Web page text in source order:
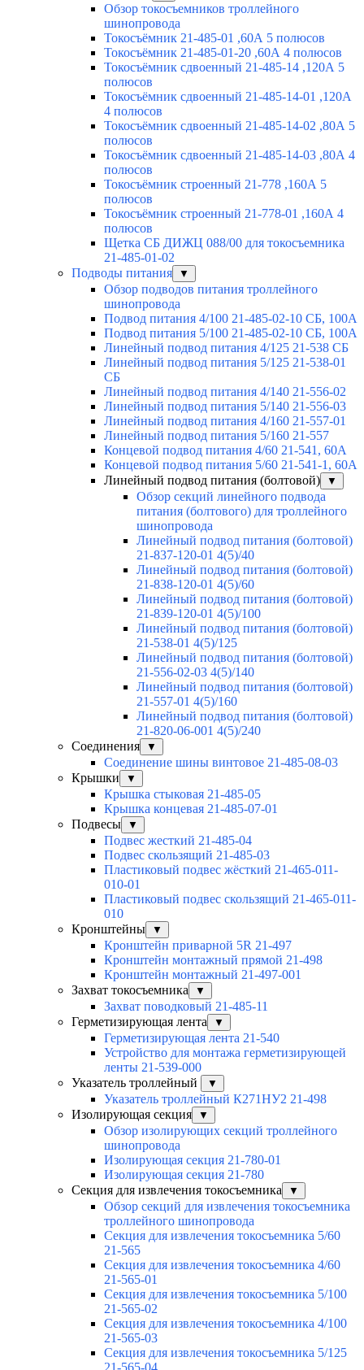
Обзор токосъемников троллейного
шинопровода
Токосъёмник 21-485-01 ,60А 5 полюсов
Токосъёмник 21-485-01-20 ,60А 4 полюсов
Токосъёмник сдвоенный 21-485-14 ,120А 5
полюсов
Токосъёмник сдвоенный 21-485-14-01 ,120А
4 полюсов
Токосъёмник сдвоенный 21-485-14-02 ,80А 5
полюсов
Токосъёмник сдвоенный 21-485-14-03 ,80А 4
полюсов
Токосъёмник строенный 21-778 ,160А 5
полюсов
Токосъёмник строенный 21-778-01 ,160А 4
полюсов
Щетка СБ ДИЖЦ 088/00 для токосъемника
21-485-01-02
Подводы питания
▼
Обзор подводов питания троллейного
шинопровода
Подвод питания 4/100 21-485-02-10 СБ, 100А
Подвод питания 5/100 21-485-02-10 СБ, 100А
Линейный подвод питания 4/125 21-538 СБ
Линейный подвод питания 5/125 21-538-01
СБ
Линейный подвод питания 4/140 21-556-02
Линейный подвод питания 5/140 21-556-03
Линейный подвод питания 4/160 21-557-01
Линейный подвод питания 5/160 21-557
Концевой подвод питания 4/60 21-541, 60А
Концевой подвод питания 5/60 21-541-1, 60А
Линейный подвод питания (болтовой)
▼
Обзор секций линейного подвода
питания (болтового) для троллейного
шинопровода
Линейный подвод питания (болтовой)
21-837-120-01 4(5)/40
Линейный подвод питания (болтовой)
21-838-120-01 4(5)/60
Линейный подвод питания (болтовой)
21-839-120-01 4(5)/100
Линейный подвод питания (болтовой)
21-538-01 4(5)/125
Линейный подвод питания (болтовой)
21-556-02-03 4(5)/140
Линейный подвод питания (болтовой)
21-557-01 4(5)/160
Линейный подвод питания (болтовой)
21-820-06-001 4(5)/240
Соединения
▼
Соединение шины винтовое 21-485-08-03
Крышки
▼
Крышка стыковая 21-485-05
Крышка концевая 21-485-07-01
Подвесы
▼
Подвес жесткий 21-485-04
Подвес скользящий 21-485-03
Пластиковый подвес жёсткий 21-465-011-
010-01
Пластиковый подвес скользящий 21-465-011-
010
Кронштейны
▼
Кронштейн приварной 5R 21-497
Кронштейн монтажный прямой 21-498
Кронштейн монтажный 21-497-001
Захват токосъемника
▼
Захват поводковый 21-485-11
Герметизирующая лента
▼
Герметизирующая лента 21-540
Устройство для монтажа герметизирующей
ленты 21-539-000
Указатель троллейный
▼
Указатель троллейный К271НУ2 21-498
Изолирующая секция
▼
Обзор изолирующих секций троллейного
шинопровода
Изолирующая секция 21-780-01
Изолирующая секция 21-780
Секция для извлечения токосъемника
▼
Обзор секций для извлечения токосъемника
троллейного шинопровода
Секция для извлечения токосъемника 5/60
21-565
Секция для извлечения токосъемника 4/60
21-565-01
Секция для извлечения токосъемника 5/100
21-565-02
Секция для извлечения токосъемника 4/100
21-565-03
Секция для извлечения токосъемника 5/125
21-565-04